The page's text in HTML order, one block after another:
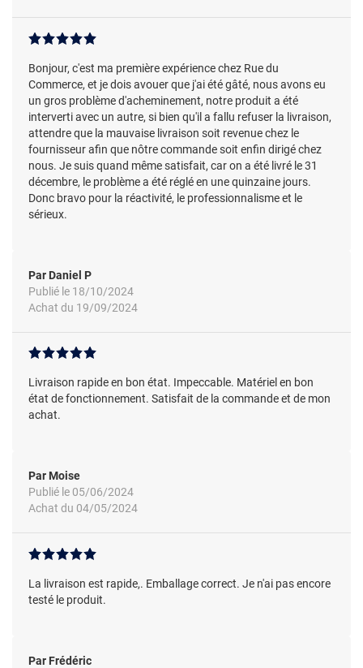
Bonjour, c'est ma première expérience chez Rue du
Commerce, et je dois avouer que j'ai été gâté, nous avons eu
un gros problème d'acheminement, notre produit a été
interverti avec un autre, si bien qu'il a fallu refuser la livraison,
attendre que la mauvaise livraison soit revenue chez le
fournisseur afin que nôtre commande soit enfin dirigé chez
nous. Je suis quand même satisfait, car on a été livré le 31
décembre, le problème a été réglé en une quinzaine jours.
Donc bravo pour la réactivité, le professionnalisme et le
sérieux.
Par Daniel P
Publié le 18/10/2024
Achat du 19/09/2024
Livraison rapide en bon état. Impeccable. Matériel en bon
état de fonctionnement. Satisfait de la commande et de mon
achat.
Par Moise
Publié le 05/06/2024
Achat du 04/05/2024
La livraison est rapide,. Emballage correct. Je n'ai pas encore
testé le produit.
Par Frédéric